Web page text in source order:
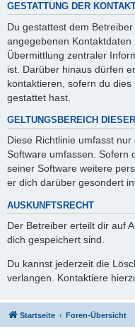
GESTATTUNG DER
Du gestattest dem
angegebenen
Übermittlung zentraler
ist. Darüber hinaus dürfen
kontaktieren, sofern du
gestattet hast.
GELTUNGSBEREICH
Diese Richtlinie umfasst
Software umfassen. Sofern
seiner Software weitere
er dich darüber gesondert
AUSKUNFTSRECHT
Der Betreiber erteilt dir auf
dich gespeichert sind.
Du kannst jederzeit die
verlangen. Kontaktiere
Startseite Foren-Übersicht